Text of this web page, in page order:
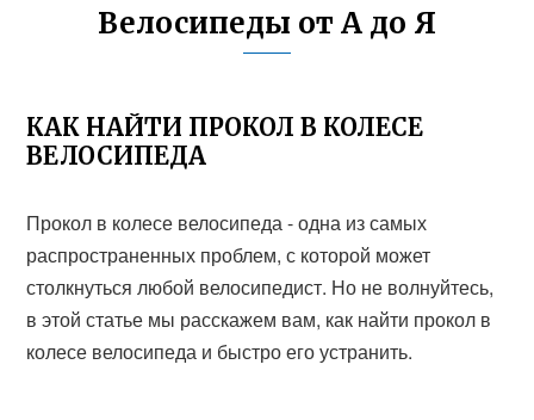
Велосипеды от А до Я
КАК НАЙТИ ПРОКОЛ В КОЛЕСЕ
ВЕЛОСИПЕДА
Прокол в колесе велосипеда - одна из самых
распространенных проблем, с которой может
столкнуться любой велосипедист. Но не волнуйтесь,
в этой статье мы расскажем вам, как найти прокол в
колесе велосипеда и быстро его устранить.